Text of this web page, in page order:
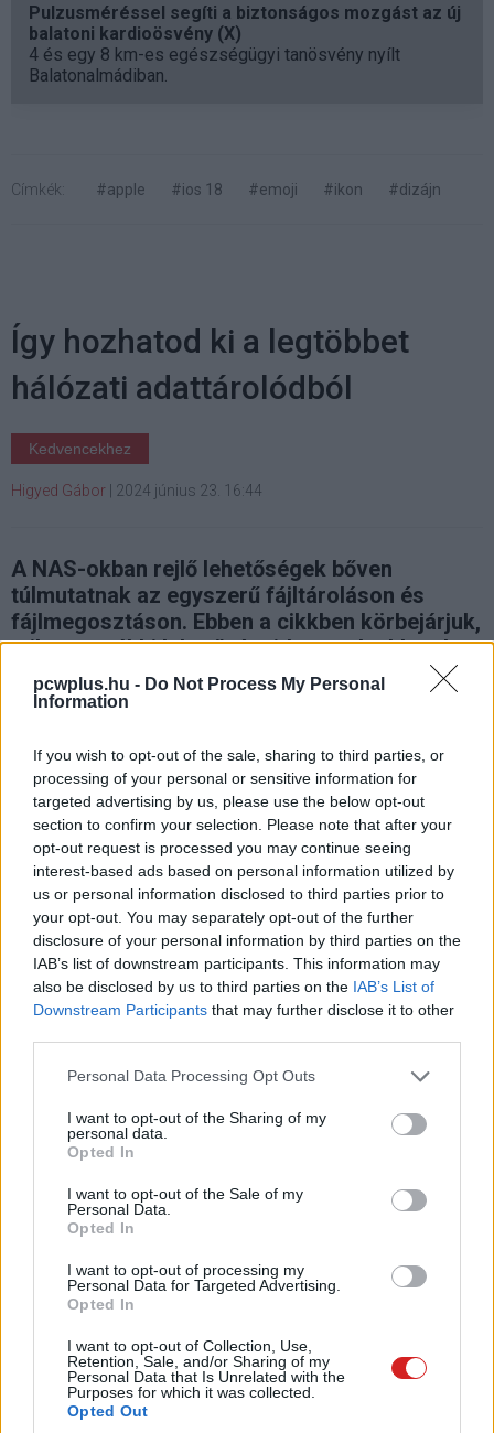
pcwplus.hu - Do Not Process My Personal
Information
If you wish to opt-out of the sale, sharing to third parties, or
processing of your personal or sensitive information for
targeted advertising by us, please use the below opt-out
section to confirm your selection. Please note that after your
opt-out request is processed you may continue seeing
interest-based ads based on personal information utilized by
us or personal information disclosed to third parties prior to
your opt-out. You may separately opt-out of the further
disclosure of your personal information by third parties on the
IAB’s list of downstream participants. This information may
also be disclosed by us to third parties on the IAB’s List of
Downstream Participants that may further disclose it to other
Please note that this website/app uses one or more Google
not limited to your visit or usage behaviour. You may click to
grant or deny consent to Google and its third-party tags to
use your data for below specified purposes in below Google
consent section.
Personal Data Processing Opt Outs
I want to opt-out of the Sharing of my
personal data.
Opted In
I want to opt-out of the Sale of my
Personal Data.
Opted In
I want to opt-out of processing my
Personal Data for Targeted Advertising.
Opted In
I want to opt-out of Collection, Use,
Retention, Sale, and/or Sharing of my
Personal Data that Is Unrelated with the
Purposes for which it was collected.
Opted Out
Pulzusméréssel segíti a biztonságos mozgást az új
balatoni kardioösvény (X)
4 és egy 8 km-es egészségügyi tanösvény nyílt
Balatonalmádiban.
Címkék: #apple #ios 18 #emoji #ikon #dizájn
Így hozhatod ki a legtöbbet
hálózati adattárolódból
Kedvencekhez
Higyed Gábor 2024 június 23. 16:44
A NAS-okban rejlő lehetőségek bőven
túlmutatnak az egyszerű fájltároláson és
fájlmegosztáson. Ebben a cikkben körbejárjuk,
milyen további lehetőségeid vannak akkor, ha
NAS vásárlása mellett döntesz.
Noha egyre több információt tárolunk a felhőben, otthon
is egyre több adatot termelünk, elég csak arra gondolni,
hogy mobilunkkal rengeteg fényképet és videót
készítünk. A fotók és egyéb fájlok tárolására rengeteg
megoldás létezik, amelyek közül az egyik legjobb vitán
felül a NAS: egyetlen eszköz nemcsak egy ember, hanem
akár az egész család igényeit ki tudja szolgálni, egyúttal
pedig képes az adatok biztonságáról, illetve azok távoli
eléréséről is gondoskodni. Persze igaz az is, hogy egy
rengeteg extra funkciót kínálnak, a magasabb ár rögtön
más megvilágításba kerül. Itt meg kell állnunk egy
pillanatra: a piacon vannak olcsó és drága hálózati
adattárolók, logikus módon a sokoldalúság inkább a
drágább modellekre jellemző. Ha egy NAS-t nemcsak
fájlkezelésre szeretnél használni, akkor olyan típust kell
bővíthető; így nem vagy beszorítva a gyártó szabta
keretek közé, hanem lehetőséged van arra, hogy az
legjobban passzol. Mindez azt jelenti, hogy a hazai
kínálatban főleg a QNAP, a Synology és az Asustor
termékei közül válogathatsz.